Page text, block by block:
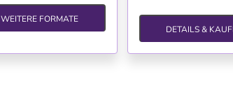
WEITERE FORMATE
DETAILS &